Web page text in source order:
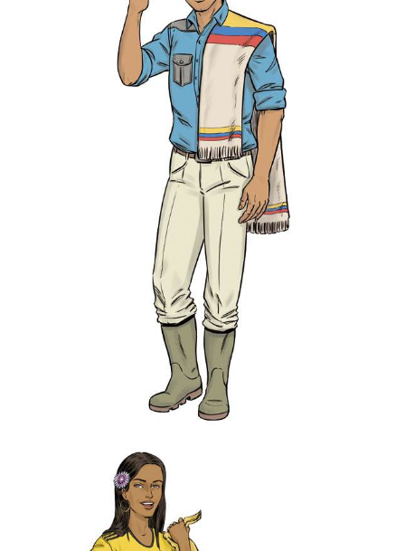
Association « La voie des adoptés ».